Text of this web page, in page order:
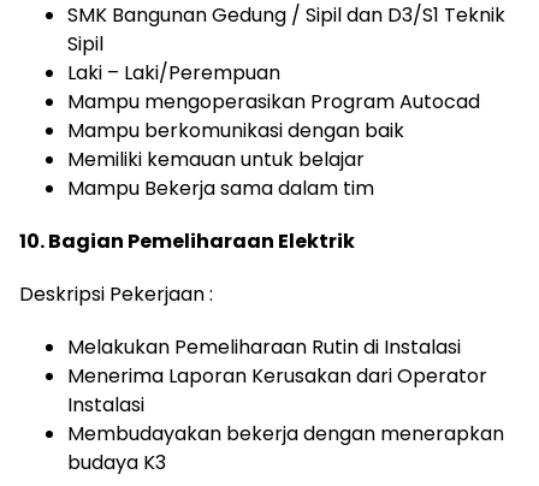
SMK Bangunan Gedung / Sipil dan D3/S1 Teknik
Sipil
Laki – Laki/Perempuan
Mampu mengoperasikan Program Autocad
Mampu berkomunikasi dengan baik
Memiliki kemauan untuk belajar
Mampu Bekerja sama dalam tim
10. Bagian Pemeliharaan Elektrik
Deskripsi Pekerjaan :
Melakukan Pemeliharaan Rutin di Instalasi
Menerima Laporan Kerusakan dari Operator
Instalasi
Membudayakan bekerja dengan menerapkan
budaya K3